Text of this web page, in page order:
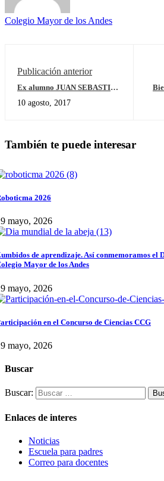
Colegio Mayor de los Andes
Publicación anterior
Ex alumno JUAN SEBASTIAN
10 agosto, 2017
También te puede interesar
2026
mayo, 2026
de aprendizaje. Así conmemoramos el
Mayor de los Andes
mayo, 2026
en el Concurso de Ciencias CCG
mayo, 2026
Buscar
Buscar:
Enlaces de interes
Noticias
Escuela para padres
Correo para docentes